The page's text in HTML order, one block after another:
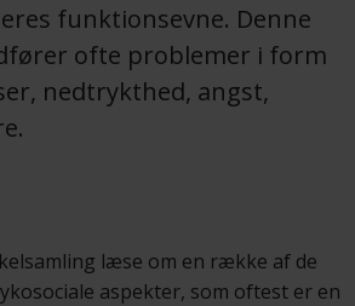
funktionsevne. Denne
ofte problemer i form
nedtrykthed, angst,
læse om en række af de
aspekter, som oftest er en